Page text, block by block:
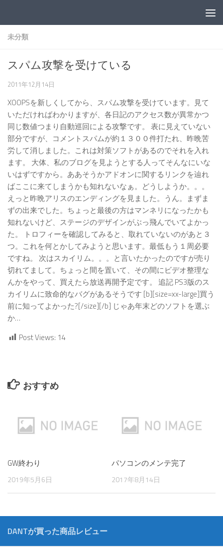
未分類
スパム攻撃を受けている
2011年12月14日
XOOPSを新しくしてから、スパム攻撃を受けています。見て
いただければわかりますが、各日記のアクセス数が異常かつ
同じ数値つまり自動巡回による攻撃です。 表に見えていない
部分ですが、コメントスパムが約１３００件打たれ、昨晩苦
労して消しました。これは対策ソフトがあるのでそれを入れ
ます。 大体、私のブログを見ようとする人ってそんなにいな
いはずですから。ああそうかアドオンに関するリンクを辿れ
ばここに来てしまうかも知れないなぁ。どうしようか。。。
えっと昨晩アリスのエンディングを見ました。うん。まずま
ずの出来でした。ちょっと最後の方はマンネリになったかも
知れないけど、ステージのデザインがぶっ飛んでいてよかっ
た。 トロフィーを確認してみると、取れていないのがあと３
つ。これを何とかしてみようと思います。最低もう１周必要
ですね。 次はスカイリム。。。と言いたかったのですが売り
切れてまして。ちょっと間を置いて、その間にビデオ整理な
んかをやって、買えたら放送再開予定です。 追記 PS3版のス
カイリムに致命的なバグがあるそうです [b][size=xx-large]買う
前に知ってよかった?[/size][/b] じゃあ年末どのソフトを選ぶ
か…
Post Views: 14
おすすめ
GW終わり
2019年5月6日
パソコンのメンテ完了
2017年8月14日
DANTが買った商品レビュー